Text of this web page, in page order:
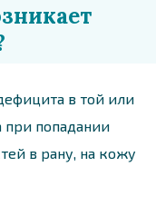
в той или
при попадании
в рану, на кожу